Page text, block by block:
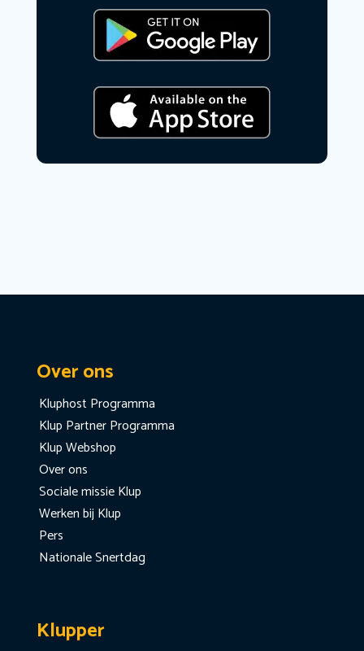
Over ons
Kluphost Programma
Klup Partner Programma
Klup Webshop
Over ons
Sociale missie Klup
Werken bij Klup
Pers
Nationale Snertdag
Klupper